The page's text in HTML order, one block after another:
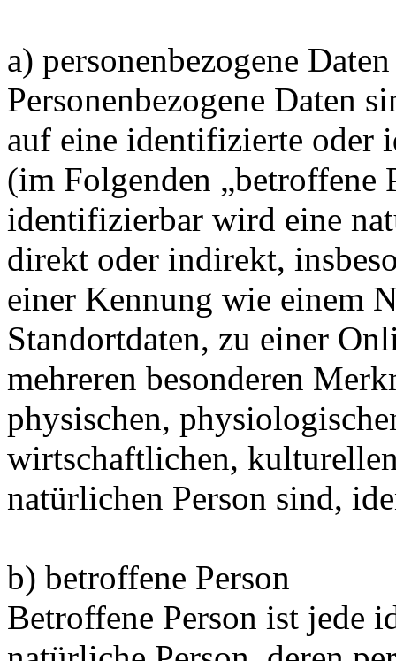
a) personenbezogene Daten
Personenbezogene Daten
auf eine identifizierte oder
(im Folgenden „betroffene
identifizierbar wird eine
direkt oder indirekt,
einer Kennung wie einem
Standortdaten, zu einer
mehreren besonderen
physischen,
wirtschaftlichen,
natürlichen Person sind,
b) betroffene Person
Betroffene Person ist jede